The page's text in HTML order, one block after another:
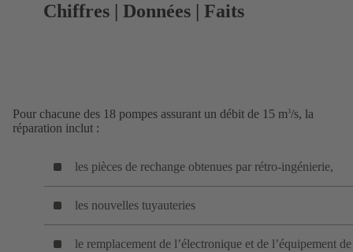
Chiffres | Données | Faits
Pour chacune des 18 pompes assurant un débit de 15 m3/s, la
réparation inclut :
les pièces de rechange obtenues par rétro-ingénierie,
les nouvelles tuyauteries
le remplacement de l’électronique et de l’équipement de